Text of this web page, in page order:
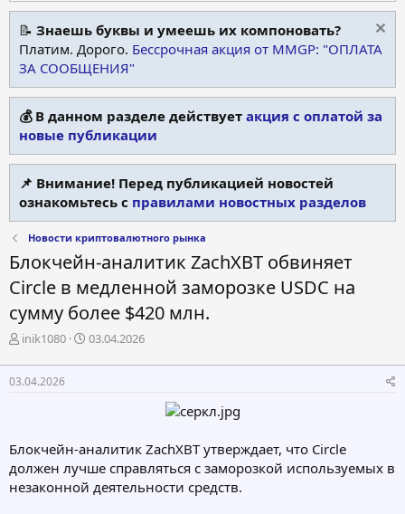
📝 Знаешь буквы и умеешь их компоновать?
Платим. Дорого. Бессрочная акция от MMGP: "ОПЛАТА
ЗА СООБЩЕНИЯ"
💰 В данном разделе действует акция с оплатой за
новые публикации
📌 Внимание! Перед публикацией новостей
ознакомьтесь с правилами новостных разделов
Новости криптовалютного рынка
Блокчейн-аналитик ZachXBT обвиняет
Circle в медленной заморозке USDC на
сумму более $420 млн.
А
т
о
м
ы
inik1080
Д
т
а
л
а
03.04.2026
03.04.2026
Блокчейн-аналитик ZachXBT утверждает, что Circle
должен лучше справляться с заморозкой используемых в
незаконной деятельности средств.